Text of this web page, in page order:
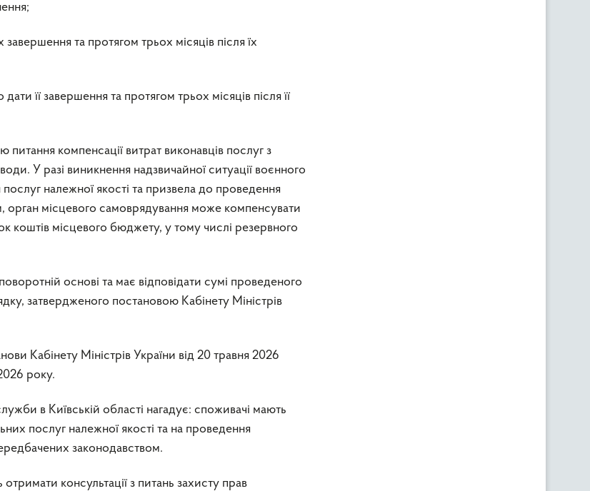
та протягом трьох місяців після їх
її завершення та протягом трьох місяців після її
компенсації витрат виконавців послуг з
води. У разі виникнення надзвичайної ситуації воєнного
належної якості та призвела до проведення
орган місцевого самоврядування може компенсувати
коштів місцевого бюджету, у тому числі резервного
основі та має відповідати сумі проведеного
затвердженого постановою Кабінету Міністрів
Кабінету Міністрів України від 20 травня 2026
року.
в Київській області нагадує: споживачі мають
послуг належної якості та на проведення
законодавством.
консультації з питань захисту прав